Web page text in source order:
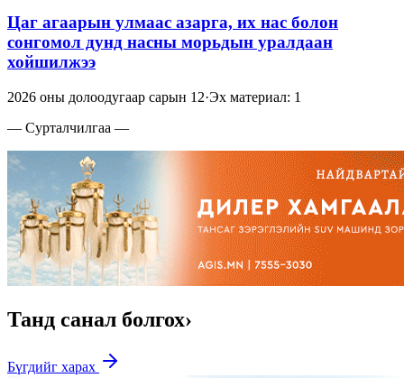
Цаг агаарын улмаас азарга, их нас болон
сонгомол дунд насны морьдын уралдаан
хойшилжээ
2026 оны долоодугаар сарын 12·Эх материал: 1
— Сурталчилгаа —
Танд санал болгох›
Бүгдийг харах